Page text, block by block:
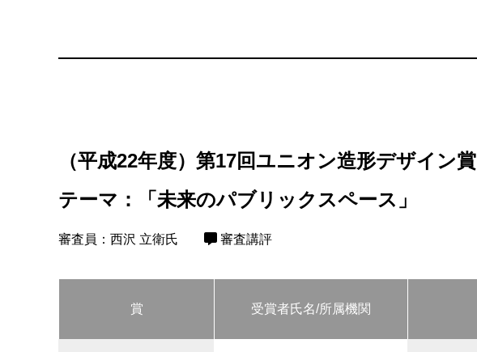
（平成22年度）第17回ユニオン造形デザイン賞
テーマ：「未来のパブリックスペース」
審査員：西沢 立衛氏 審査講評
賞 受賞者氏名/所属機関